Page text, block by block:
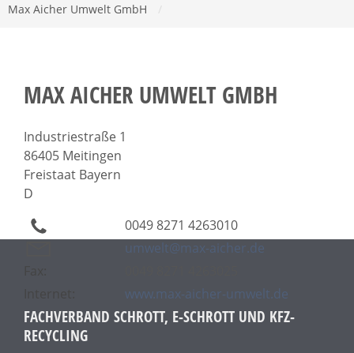
Max Aicher Umwelt GmbH
MAX AICHER UMWELT GMBH
Industriestraße 1
86405 Meitingen
Freistaat Bayern
D
0049 8271 4263010
umwelt@max-aicher.de
www.max-aicher-umwelt.de
FACHVERBAND SCHROTT, E-SCHROTT UND KFZ-
RECYCLING